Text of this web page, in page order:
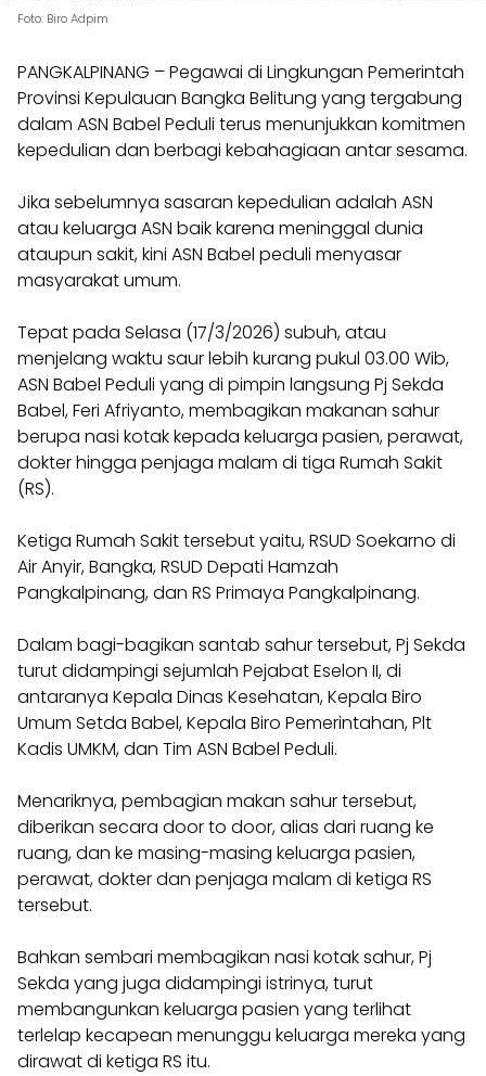
Foto: Biro Adpim
PANGKALPINANG – Pegawai di Lingkungan Pemerintah
Provinsi Kepulauan Bangka Belitung yang tergabung
dalam ASN Babel Peduli terus menunjukkan komitmen
kepedulian dan berbagi kebahagiaan antar sesama.
Jika sebelumnya sasaran kepedulian adalah ASN
atau keluarga ASN baik karena meninggal dunia
ataupun sakit, kini ASN Babel peduli menyasar
masyarakat umum.
Tepat pada Selasa (17/3/2026) subuh, atau
menjelang waktu saur lebih kurang pukul 03.00 Wib,
ASN Babel Peduli yang di pimpin langsung Pj Sekda
Babel, Feri Afriyanto, membagikan makanan sahur
berupa nasi kotak kepada keluarga pasien, perawat,
dokter hingga penjaga malam di tiga Rumah Sakit
(RS).
Ketiga Rumah Sakit tersebut yaitu, RSUD Soekarno di
Air Anyir, Bangka, RSUD Depati Hamzah
Pangkalpinang, dan RS Primaya Pangkalpinang.
Dalam bagi-bagikan santab sahur tersebut, Pj Sekda
turut didampingi sejumlah Pejabat Eselon II, di
antaranya Kepala Dinas Kesehatan, Kepala Biro
Umum Setda Babel, Kepala Biro Pemerintahan, Plt
Kadis UMKM, dan Tim ASN Babel Peduli.
Menariknya, pembagian makan sahur tersebut,
diberikan secara door to door, alias dari ruang ke
ruang, dan ke masing-masing keluarga pasien,
perawat, dokter dan penjaga malam di ketiga RS
tersebut.
Bahkan sembari membagikan nasi kotak sahur, Pj
Sekda yang juga didampingi istrinya, turut
membangunkan keluarga pasien yang terlihat
terlelap kecapean menunggu keluarga mereka yang
dirawat di ketiga RS itu.